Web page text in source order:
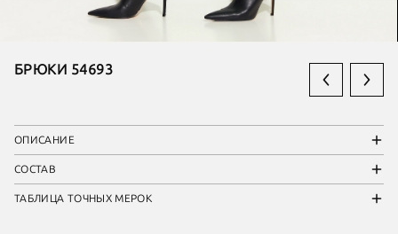
БРЮКИ 54693
ОПИСАНИЕ
СОСТАВ
ТАБЛИЦА ТОЧНЫХ МЕРОК